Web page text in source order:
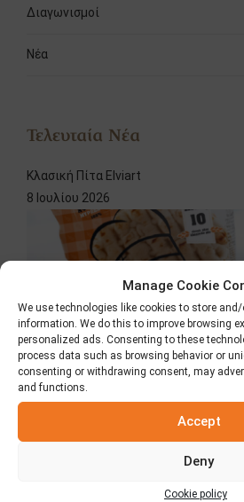
Manage Cookie
We use technologies like cookies to store
information. We do this to improve browsing
personalized ads. Consenting to these
process data such as browsing behavior or
consenting or withdrawing consent, may
and functions.
Accept
Deny
Cookie policy
Διαγωνισμοί
Νέα
Τελευταία Νέα
Κλασική Πίτα Elviart
8 Ιουλίου 2026
Πίτα Elviart με αλεύρι ολικής άλεσης
2 Ιουλίου 2026